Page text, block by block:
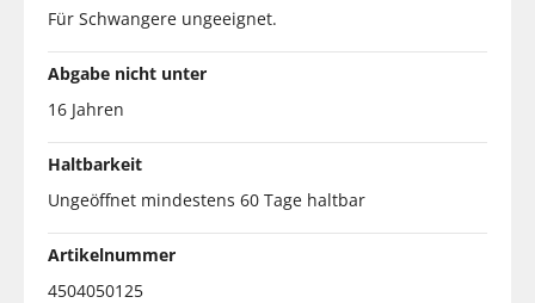
Für Schwangere ungeeignet.
Abgabe nicht unter
16 Jahren
Haltbarkeit
Ungeöffnet mindestens 60 Tage haltbar
Artikelnummer
4504050125